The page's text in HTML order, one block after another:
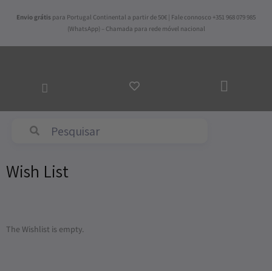
Envio grátis para Portugal Continental a partir de 50€ | Fale connosco +351 968 079 985
(WhatsApp) – Chamada para rede móvel nacional
AO
Wish List
The Wishlist is empty.